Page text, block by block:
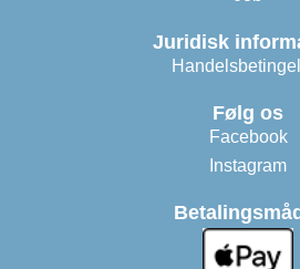
Juridisk
Følg os
Facebook
Instagram